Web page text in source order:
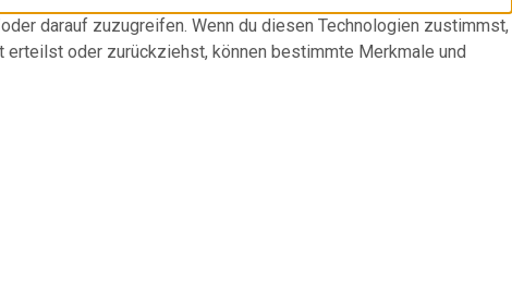
darauf zuzugreifen. Wenn du diesen Technologien zustimmst,
oder zurückziehst, können bestimmte Merkmale und